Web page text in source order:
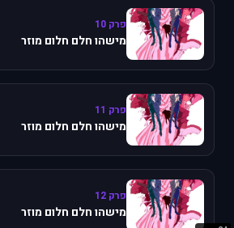
פרק 10
מישהו חלם חלום מוזר
פרק 11
מישהו חלם חלום מוזר
פרק 12
מישהו חלם חלום מוזר